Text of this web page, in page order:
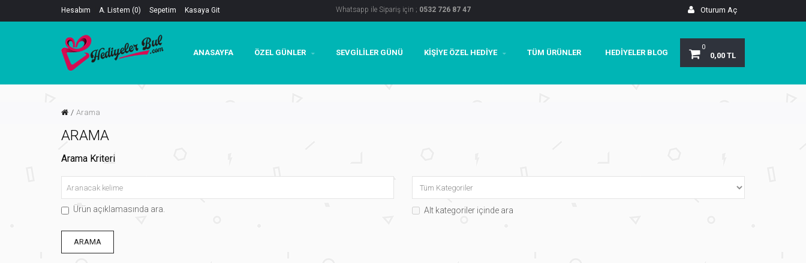
Oturum Aç
Whatsapp ile Sipariş için ; 0532 726 87 47
Hesabım A. Listem (0) Sepetim Kasaya Git
0
0,00 TL
ANASAYFA ÖZEL GÜNLER SEVGILILER GÜNÜ KIŞIYE ÖZEL HEDIYE TÜM ÜRÜNLER HEDIYELER BLOG
Arama
ARAMA
Arama Kriteri
Ürün açıklamasında ara. Alt kategoriler içinde ara